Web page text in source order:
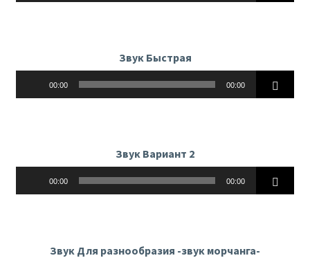
Звук Быстрая
00:00 00:00
Звук Вариант 2
00:00 00:00
Звук Для разнообразия -звук морчанга-